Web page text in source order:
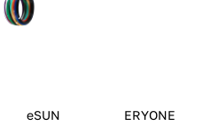
eSUN ERYONE